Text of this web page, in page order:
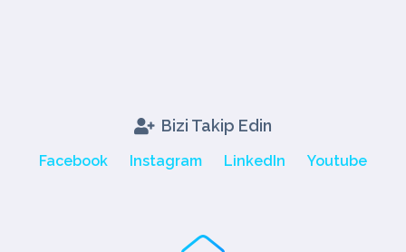
Bizi Takip Edin
Facebook Instagram LinkedIn Youtube